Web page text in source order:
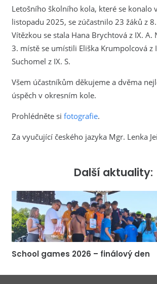
Letošního školního kola, které se konalo
listopadu 2025, se zúčastnilo 23 žáků z
Vítězkou se stala Hana Brychtová z IX. A.
3. místě se umístili Eliška Krumpolcová z
Suchomel z IX. S.
Všem účastníkům děkujeme a dvěma
úspěch v okresním kole.
Prohlédněte si fotografie.
Za vyučující českého jazyka Mgr. Lenka
Další aktuality:
School games 2026 – finálový den